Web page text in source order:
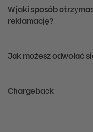
W jaki sposób
reklamację?
Jak możesz odwołać
Chargeback